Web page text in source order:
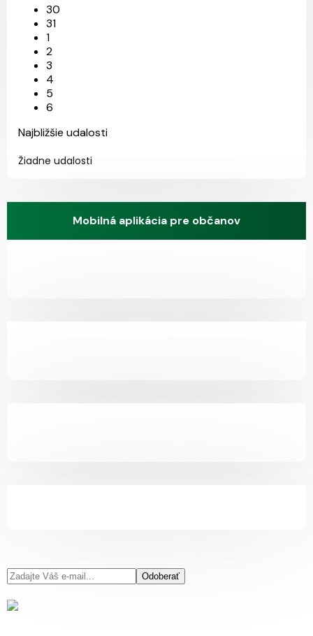
30
31
1
2
3
4
5
6
Najbližšie udalosti
Žiadne udalosti
Mobilná aplikácia pre občanov
Odoberať